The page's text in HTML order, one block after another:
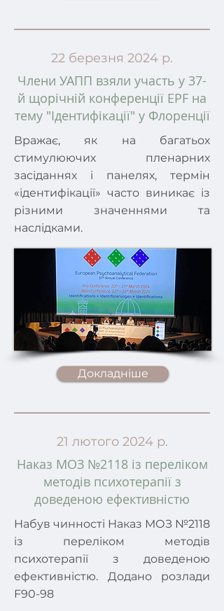
22 березня 2024 р.
Члени УАПП взяли участь у 37-
й щорічній конференції EPF на
тему "Ідентифікації" у Флоренції
Вражає, як на багатьох
стимулюючих пленарних
засіданнях і панелях, термін
«ідентифікації» часто виникає із
різними значеннями та
наслідками.
Докладніше
21 лютого 2024 р.
Наказ МОЗ №2118 із переліком
методів психотерапії з
доведеною ефективністю
Набув чинності Наказ МОЗ №2118
із переліком методів
психотерапії з доведеною
ефективністю. Додано розлади
F90-98